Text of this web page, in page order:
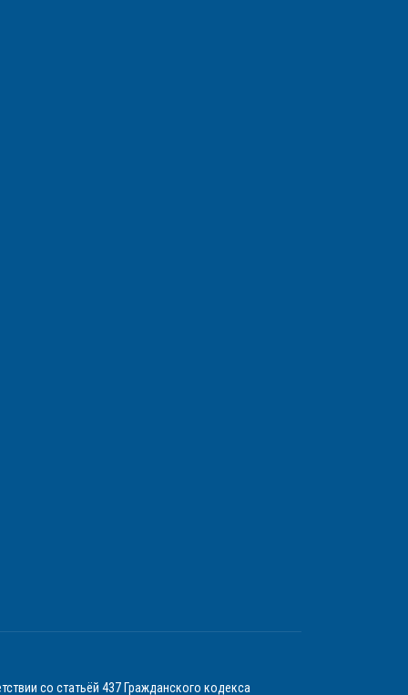
со статьёй 437 Гражданского кодекса